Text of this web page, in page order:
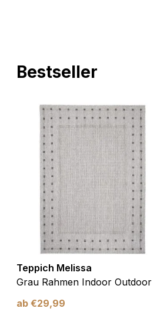
Bestseller
Teppich Melissa
Grau Rahmen Indoor Outdoor
ab €29,99